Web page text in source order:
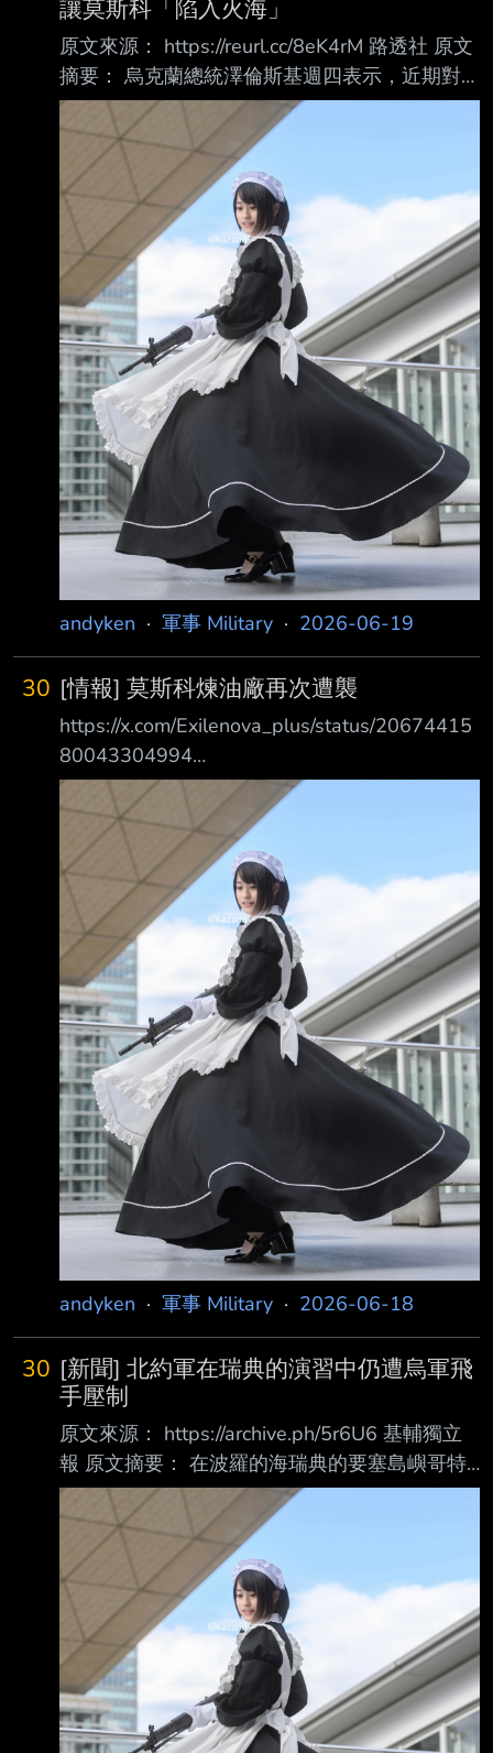
讓莫斯科「陷入火海」
原文來源： https://reurl.cc/8eK4rM 路透社 原文
摘要： 烏克蘭總統澤倫斯基週四表示，近期對
俄羅斯首都發動的大規模無人機攻擊，是對本週
俄 軍飛彈破壞基輔歷史悠久修道院襲擊事件的
報復。他並警告，如果（俄羅斯）對烏克蘭的
襲擊持續下去，「莫斯科將會燃燒」 澤倫斯基
在透過WhatsApp群組向記者發送的語音訊息中
表示：「我們一點都不想要這場戰 爭，我們也
從未想要過，而且所有人都知道這一點，我們的
合作夥伴也都知道。」 「但如果繼續讓烏克蘭
（的城鎮）燃燒，那麼莫斯科也將燃燒。」 週
一，烏克蘭各
andyken · 軍事 Military · 2026-06-19
30 [情報] 莫斯科煉油廠再次遭襲
https://x.com/Exilenova_plus/status/20674415
80043304994
https://x.com/Exilenova_plus/status/20674489
14421453032
https://x.com/Exilenova_plus/status/20674466
21340918051
https://x.com/Exilenova_plus/status/20674534
49722355924 https://x.com/Exilenova_plus/st
andyken · 軍事 Military · 2026-06-18
30 [新聞] 北約軍在瑞典的演習中仍遭烏軍飛
手壓制
原文來源： https://archive.ph/5r6U6 基輔獨立
報 原文摘要： 在波羅的海瑞典的要塞島嶼哥特
蘭（Gotland）的一片稀疏松林中，一輛最先進
的豹2系列 主力戰車陷入了困境 這輛戰車才剛開
始執行進攻任務，就已被扮演敵方隊伍的一架無
人機發現並追蹤鎖定 操控無人機的是37歲的烏
克蘭偵察無人機飛手Kvita。就在幾週前，他還在
頓內茨克州紅 軍村北方的羅登斯克
（Rodynske）鎮附近的陣地上作戰，運用無人
機偵察並消滅真實戰場 上的俄軍士兵 Kvita回憶
與北約的演習道：「一名北約士兵從戰車裡